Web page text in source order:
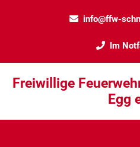
info@ffw-
Im
Freiwillige
Egg